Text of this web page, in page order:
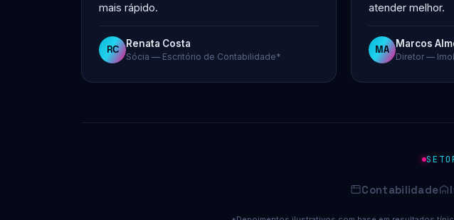
mais rápido.
RС Renata Costa
Sócia — Escritório de Contabilidade*
atender melhor.
MA Marcos
Diretor —
Contabilidade